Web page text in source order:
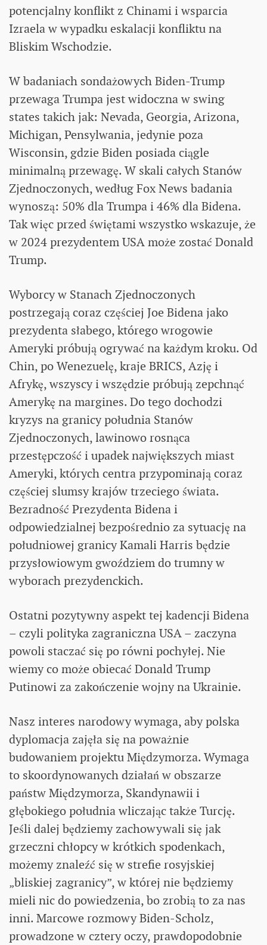
potencjalny konflikt z Chinami i wsparcia
Izraela w wypadku eskalacji konfliktu na
Bliskim Wschodzie.
W badaniach sondażowych Biden-Trump
przewaga Trumpa jest widoczna w swing
states takich jak: Nevada, Georgia, Arizona,
Michigan, Pensylwania, jedynie poza
Wisconsin, gdzie Biden posiada ciągle
minimalną przewagę. W skali całych Stanów
Zjednoczonych, według Fox News badania
wynoszą: 50% dla Trumpa i 46% dla Bidena.
Tak więc przed świętami wszystko wskazuje, że
w 2024 prezydentem USA może zostać Donald
Trump.
Wyborcy w Stanach Zjednoczonych
postrzegają coraz częściej Joe Bidena jako
prezydenta słabego, którego wrogowie
Ameryki próbują ogrywać na każdym kroku. Od
Chin, po Wenezuelę, kraje BRICS, Azję i
Afrykę, wszyscy i wszędzie próbują zepchnąć
Amerykę na margines. Do tego dochodzi
kryzys na granicy południa Stanów
Zjednoczonych, lawinowo rosnąca
przestępczość i upadek największych miast
Ameryki, których centra przypominają coraz
częściej slumsy krajów trzeciego świata.
Bezradność Prezydenta Bidena i
odpowiedzialnej bezpośrednio za sytuację na
południowej granicy Kamali Harris będzie
przysłowiowym gwoździem do trumny w
wyborach prezydenckich.
Ostatni pozytywny aspekt tej kadencji Bidena
– czyli polityka zagraniczna USA – zaczyna
powoli staczać się po równi pochyłej. Nie
wiemy co może obiecać Donald Trump
Putinowi za zakończenie wojny na Ukrainie.
Nasz interes narodowy wymaga, aby polska
dyplomacja zajęła się na poważnie
budowaniem projektu Międzymorza. Wymaga
to skoordynowanych działań w obszarze
państw Międzymorza, Skandynawii i
głębokiego południa wliczając także Turcję.
Jeśli dalej będziemy zachowywali się jak
grzeczni chłopcy w krótkich spodenkach,
możemy znaleźć się w strefie rosyjskiej
„bliskiej zagranicy”, w której nie będziemy
mieli nic do powiedzenia, bo zrobią to za nas
inni. Marcowe rozmowy Biden-Scholz,
prowadzone w cztery oczy, prawdopodobnie